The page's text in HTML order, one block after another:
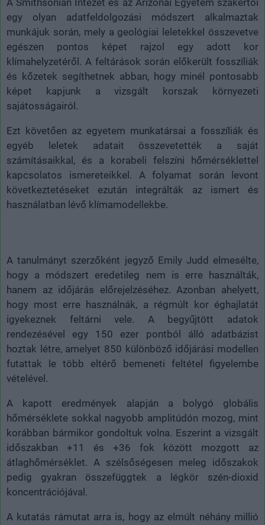
A Smithsonian Intézet és az Arizonai Egyetem szakértői
egy olyan adatfeldolgozási módszert alkalmaztak
munkájuk során, mely a geológiai leletekkel összevetve
egészen pontos képet rajzol egy adott kor
klímahelyzetéről. A feltárások során előkerült fosszíliák
és kőzetek segíthetnek abban, hogy minél pontosabb
képet kapjunk a vizsgált korszak környezeti
sajátosságairól.
Ezt követően az egyetem munkatársai a fosszíliák és
egyéb leletek adatait összevetették a saját
számításaikkal, és a korabeli felszíni hőmérséklettel
kapcsolatos ismereteikkel. A folyamat során levont
következtetéseket ezután integrálták az ismert és
használatban lévő klímamodellekbe.
A tanulmányt szerzőként jegyző Emily Judd elmesélte,
hogy a módszert eredetileg nem is erre használták,
hanem az időjárás előrejelzéséhez. Azonban ahelyett,
hogy most erre használnák, a régmúlt kor éghajlatát
igyekeznek feltárni vele. A begyűjtött adatok
rendezésével egy 150 ezer pontból álló adatbázist
hoztak létre, amelyet 850 különböző időjárási modellen
futattak le több eltérő bemeneti feltétel figyelembe
vételével.
A kapott eredmények alapján a bolygó globális
hőmérséklete sokkal nagyobb amplitúdón mozog, mint
korábban bármikor gondoltuk volna. Eszerint a vizsgált
időszakban +11 és +36 fok között mozgott az
átlaghőmérséklet. A szélsőségesen meleg időszakok
pedig gyakran összefüggtek a légkör szén-dioxid
koncentrációjával.
A kutatás rámutat arra is, hogy az elmúlt néhány millió